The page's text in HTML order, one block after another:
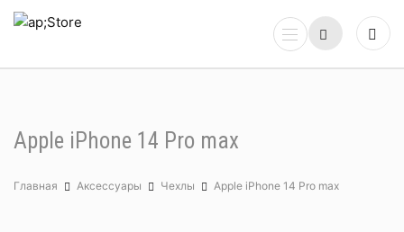
Apple iPhone 14 Pro max
Главная Аксессуары Чехлы Apple iPhone 14 Pro max